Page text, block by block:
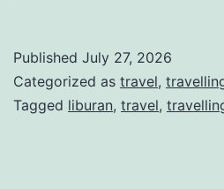
di
Published July 27, 2026
Categorized as travel,
Tagged liburan, travel,